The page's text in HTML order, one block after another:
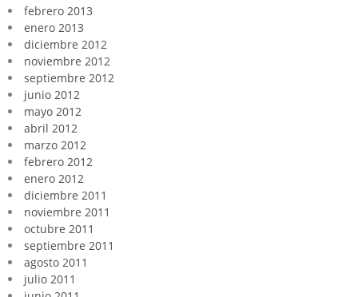
febrero 2013
enero 2013
diciembre 2012
noviembre 2012
septiembre 2012
junio 2012
mayo 2012
abril 2012
marzo 2012
febrero 2012
enero 2012
diciembre 2011
noviembre 2011
octubre 2011
septiembre 2011
agosto 2011
julio 2011